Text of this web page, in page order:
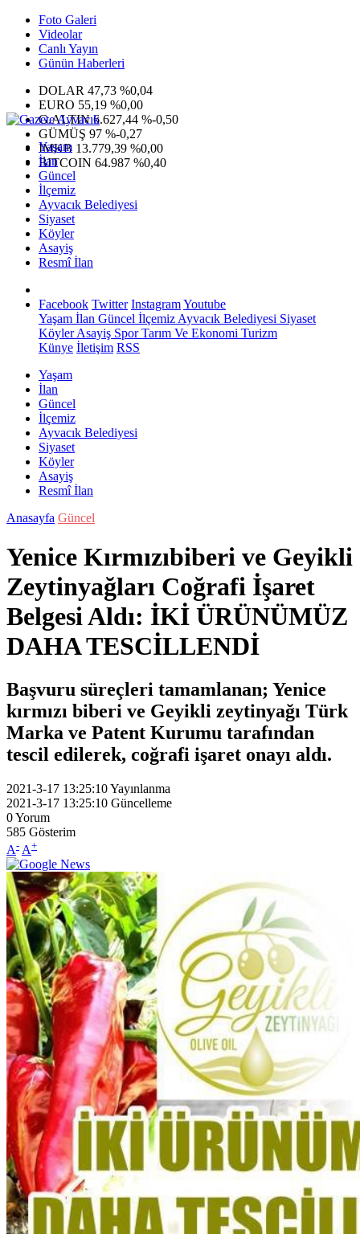
Foto Galeri
Videolar
Canlı Yayın
Günün Haberleri
DOLAR 47,73 %0,04
EURO 55,19 %0,00
G.ALTIN6.627,44 %-0,50
GÜMÜŞ 97 %-0,27
IMKB 13.779,39 %0,00
BITCOIN 64.987 %0,40
Yaşam
İlan
Güncel
İlçemiz
Ayvacık Belediyesi
Siyaset
Köyler
Asayiş
Resmî İlan
Facebook Twitter InstagramYoutube
Yaşam İlan Güncel İlçemiz Ayvacık Belediyesi Siyaset
KöylerAsayiş SporTarım Ve Ekonomi Turizm
Künye İletişim RSS
Yaşam
İlan
Güncel
İlçemiz
Ayvacık Belediyesi
Siyaset
Köyler
Asayiş
Resmî İlan
Anasayfa Güncel
Yenice Kırmızıbiberi ve Geyikli
Zeytinyağları Coğrafi İşaret
Belgesi Aldı: İKİ ÜRÜNÜMÜZ
DAHA TESCİLLENDİ
Başvuru süreçleri tamamlanan; Yenice
kırmızı biberi ve Geyikli zeytinyağı Türk
Marka ve Patent Kurumu tarafından
tescil edilerek, coğrafi işaret onayı aldı.
2021-3-17 13:25:10Yayınlanma
2021-3-17 13:25:10 Güncelleme
0Yorum
585 Gösterim
A- A+